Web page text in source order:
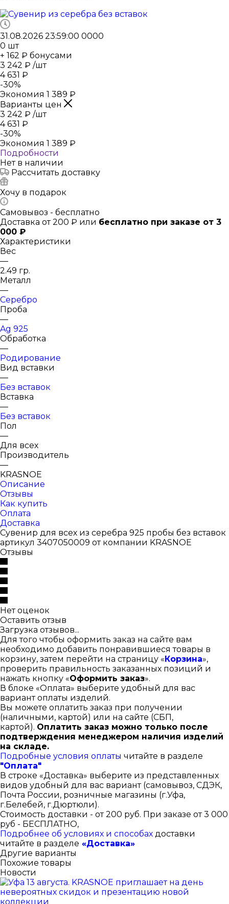
31.08.2026 23:59:00 0000
0 шт
+ 162 ₽ бонусами
3 242 ₽ /шт
4 631 ₽
-30%
Экономия 1 389 ₽
Варианты цен
3 242 ₽ /шт
4 631 ₽
-30%
Экономия 1 389 ₽
Подробности
Нет в наличии
Рассчитать доставку
Хочу в подарок
Самовывоз - бесплатно
Доставка от 200 ₽ или бесплатно при заказе от 3
000 ₽
Характеристики
Вес
—
2.49 гр.
Металл
—
Серебро
Проба
—
Ag 925
Обработка
—
Родирование
Вид вставки
—
Без вставок
Вставка
—
Без вставок
Пол
—
Для всех
Производитель
—
KRASNOE
Описание
Отзывы
Как купить
Оплата
Доставка
Сувенир для всех из серебра 925 пробы без вставок
артикул 3407050009 от компании KRASNOE
Отзывы
Нет оценок
Оставить отзыв
Загрузка отзывов...
Для того чтобы оформить заказ на сайте вам
необходимо добавить понравившиеся товары в
корзину, затем перейти на страницу «Корзина»,
проверить правильность заказанных позиций и
нажать кнопку «Оформить заказ».
В блоке «Оплата» выберите удобный для вас
вариант оплаты изделий.
Вы можете оплатить заказ при получении
(наличными, картой) или на сайте (СБП,
картой). Оплатить заказ можно только после
подтверждения менеджером наличия изделий
на складе.
Подробные условия оплаты читайте в разделе
"Оплата"
В строке «Доставка» выберите из представленных
видов удобный для вас вариант (самовывоз, СДЭК,
Почта России, розничные магазины (г.Уфа,
г.Белебей, г.Дюртюли).
Стоимость доставки - от 200 руб. При заказе от 3 000
руб - БЕСПЛАТНО,
Подробнее об условиях и способах доставки
читайте в разделе «Доставка»
Другие варианты
Похожие товары
Новости